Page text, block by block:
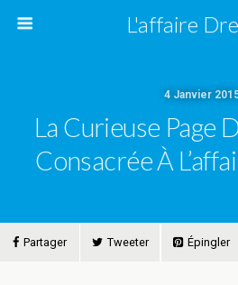
L'affaire
4 Janvier
La Curieuse Page
Consacrée À
Partager Tweeter Épingler